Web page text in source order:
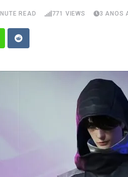
READ 771 VIEWS 3 ANOS
Reddit